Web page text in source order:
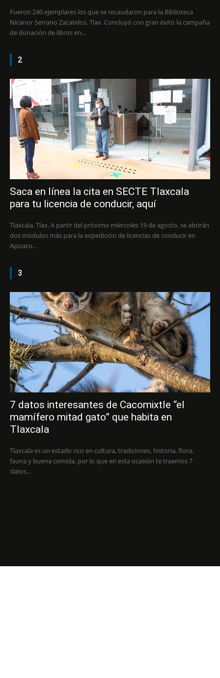
Fueron 240 ejemplares los que se recaudaron para la Biblioteca
Nicanor Serrano Zacatelco, Tlax. Concluyó con gran éxito la campaña
de donación de libros en...
2
Saca en línea la cita en SECTE Tlaxcala
para tu licencia de conducir, aquí
Tlaxcala, Tlax. A partir del próximo miércoles 19 de agosto, se abrirán
dos módulos más para la expedición de licencias de conducir en
Apizaco...
3
7 datos interesantes de Cacomixtle “el
mamífero mitad gato” que habita en
Tlaxcala
Tlaxcala es un estado rico en cultura, tradiciones, historia, flora,
fauna y buena comida, por lo que en esta ocasión te traemos 7
datos...